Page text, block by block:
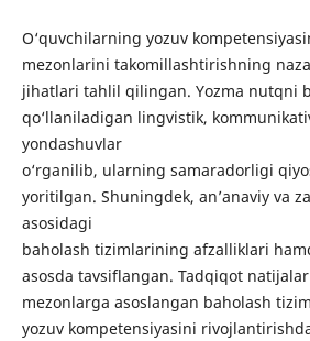
O‘quvchilarning yozuv
mezonlarini takomillashtirishning
jihatlari tahlil qilingan. Yozma nutqni
qo‘llaniladigan lingvistik,
yondashuvlar
o‘rganilib, ularning samaradorligi
yoritilgan. Shuningdek, an’anaviy va
asosidagi
baholash tizimlarining afzalliklari
asosda tavsiflangan. Tadqiqot
mezonlarga asoslangan baholash
yozuv kompetensiyasini